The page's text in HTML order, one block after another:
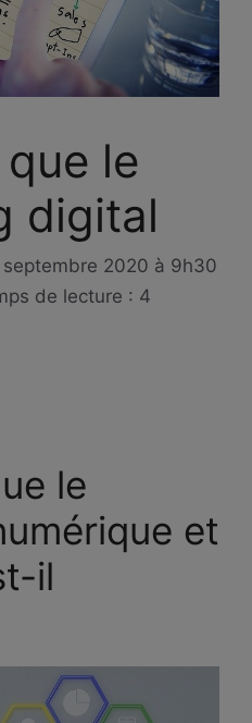
que le
digital
2020 à 9h30
de lecture : 4
le
et
il